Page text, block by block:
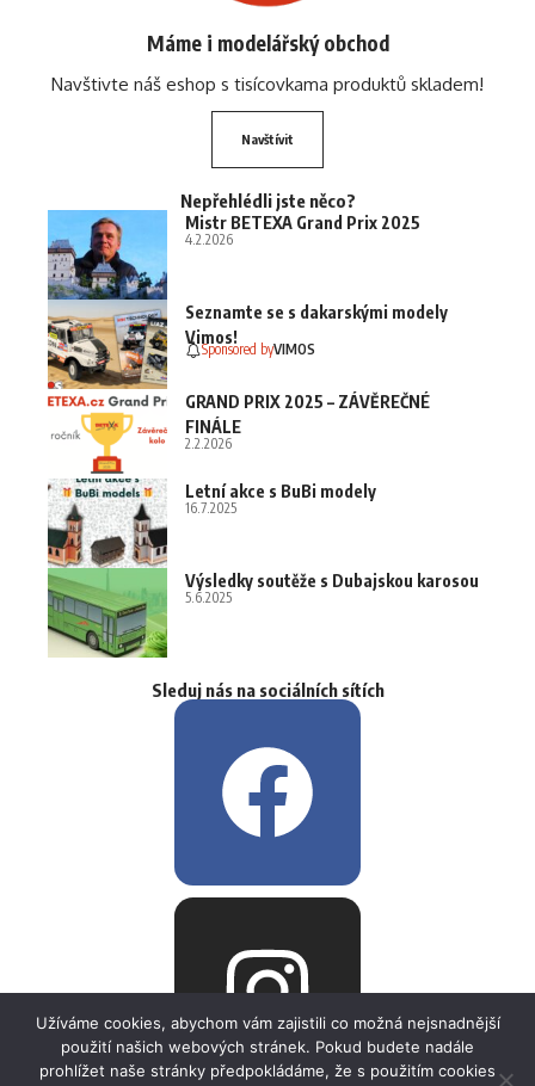
Máme i modelářský obchod
Navštivte náš eshop s tisícovkama produktů skladem!
Navštívit
Nepřehlédli jste něco?
Mistr BETEXA Grand Prix 2025
4.2.2026
Seznamte se s dakarskými modely
Vimos!
Sponsored byVIMOS
GRAND PRIX 2025 – ZÁVĚREČNÉ
FINÁLE
2.2.2026
Letní akce s BuBi modely
16.7.2025
Výsledky soutěže s Dubajskou karosou
5.6.2025
Sleduj nás na sociálních sítích
Užíváme cookies, abychom vám zajistili co možná nejsnadnější
použití našich webových stránek. Pokud budete nadále
prohlížet naše stránky předpokládáme, že s použitím cookies